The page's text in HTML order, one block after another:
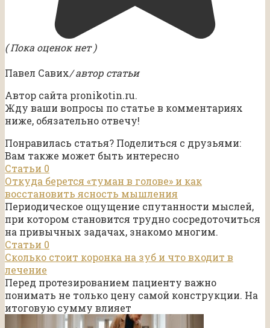
( Пока оценок нет )
Павел Савих/ автор статьи
Автор сайта pronikotin.ru.
Жду ваши вопросы по статье в комментариях
ниже, обязательно отвечу!
Понравилась статья? Поделиться с друзьями:
Вам также может быть интересно
Статьи 0
Откуда берется «туман в голове» и как
восстановить ясность мышления
Периодическое ощущение спутанности мыслей,
при котором становится трудно сосредоточиться
на привычных задачах, знакомо многим.
Статьи 0
Сколько стоит коронка на зуб и что входит в
лечение
Перед протезированием пациенту важно
понимать не только цену самой конструкции. На
итоговую сумму влияет